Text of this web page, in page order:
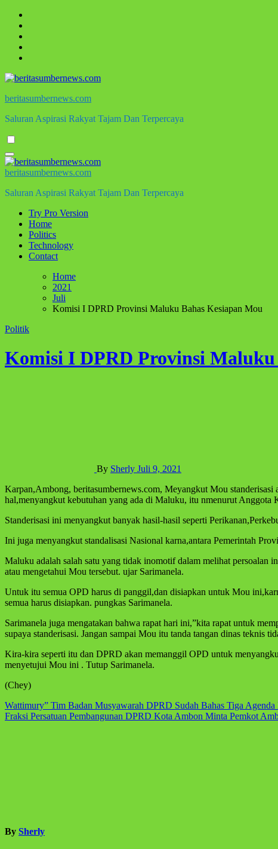
Skip
content
beritasumbernews.com
Saluran Aspirasi Rakyat Tajam Dan Terpercaya
beritasumbernews.com
Saluran Aspirasi Rakyat Tajam Dan Terpercaya
Try Pro Version
Home
Politics
Technology
Contact
Home
2021
Juli
Komisi I DPRD Provinsi Maluku Bahas Kesiapan Mou
Politik
Komisi I DPRD Provinsi Maluku
By Sherly Juli 9, 2021
Karpan,Ambong, beritasumbernews.com, Meyangkut Mou standerisasi antara Pemerintah Provinsi,dan semua dinas teknis yang ada di Maluku,karna standerisasi inikan,perlu untuk kita menginofasi semua
hal,menyangkut kebutuhan yang ada di Maluku, itu nmenurut
Standerisasi ini menyangkut banyak hasil-hasil seperti
Ini juga menyangkut standalisasi Nasional karna,antara Pemerintah
Maluku adalah salah satu yang tidak inomotif dalam melihat
atau mengetahui Mou tersebut. ujar Sarimanela.
Untuk itu semua OPD harus di panggil,dan disiapkan untuk Mou
semua harus disiapkan. pungkas Sarimanela.
Sarimanela juga mengatakan bahwa rapat hari ini,”kita rapat untuk
supaya standerisasi. Jangan sampai Mou itu tanda tangan dinas teknis
Kira-kira seperti itu dan DPRD akan memanggil OPD untuk
menyetujui Mou ini . Tutup Sarimanela.
(Chey)
Navigasi
pos
Wattimury” Tim Badan Musyawarah DPRD Sudah Bahas Tiga
Fraksi Persatuan Pembangunan DPRD Kota Ambon Minta Pemkot
By Sherly